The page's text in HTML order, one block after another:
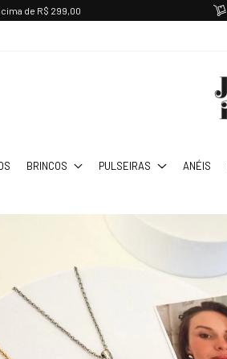
de R$ 299,00
BRINCOS PULSEIRAS ANÉIS